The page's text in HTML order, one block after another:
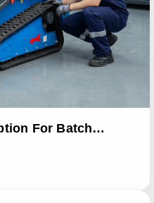
For Batch